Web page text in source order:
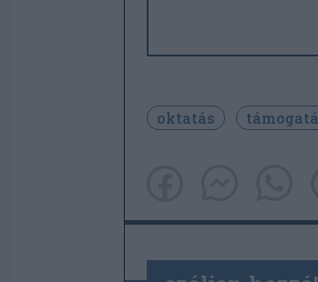
oktatás